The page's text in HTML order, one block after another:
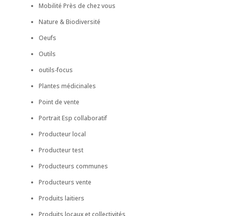
Mobilité Près de chez vous
Nature & Biodiversité
Oeufs
Outils
outils-focus
Plantes médicinales
Point de vente
Portrait Esp collaboratif
Producteur local
Producteur test
Producteurs communes
Producteurs vente
Produits laitiers
Produits locaux et collectivités